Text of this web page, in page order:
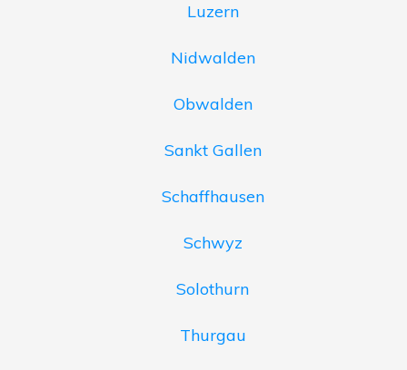
Luzern
Nidwalden
Obwalden
Sankt Gallen
Schaffhausen
Schwyz
Solothurn
Thurgau